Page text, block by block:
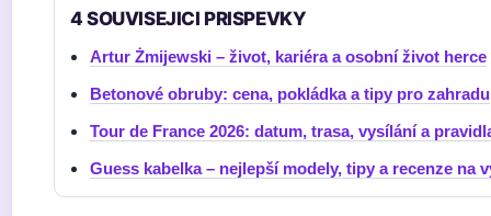
4 SOUVISEJICI PRISPEVKY
Artur Żmijewski – život, kariéra a osobní život herce
Betonové obruby: cena, pokládka a tipy pro zahradu
Tour de France 2026: datum, trasa, vysílání a
Guess kabelka – nejlepší modely, tipy a recenze na